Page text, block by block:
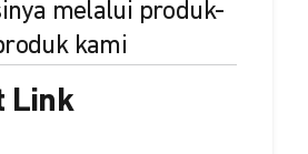
melalui produk-
kami
Link